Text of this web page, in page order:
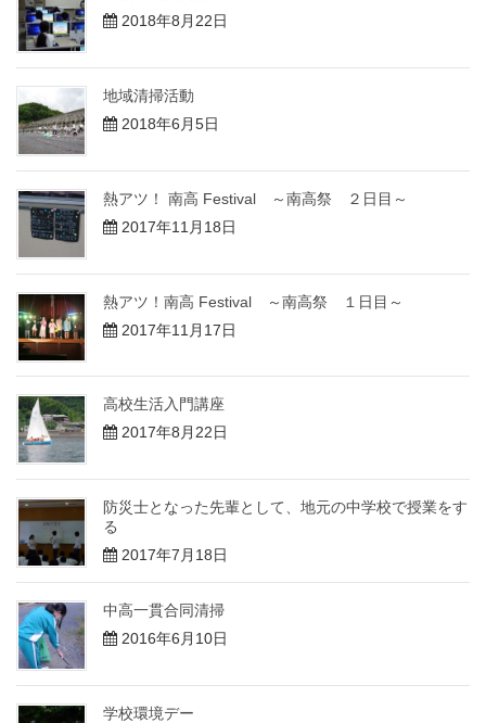
2018年8月22日
地域清掃活動
2018年6月5日
熱アツ！ 南高 Festival ～南高祭 ２日目～
2017年11月18日
熱アツ！南高 Festival ～南高祭 １日目～
2017年11月17日
高校生活入門講座
2017年8月22日
防災士となった先輩として、地元の中学校で授業をす
る
2017年7月18日
中高一貫合同清掃
2016年6月10日
学校環境デー